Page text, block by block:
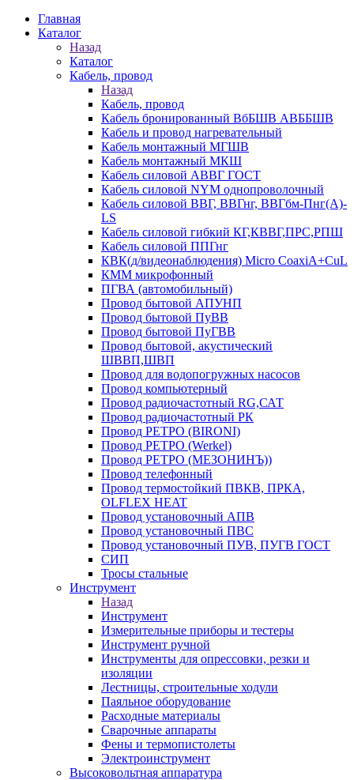
Главная
Каталог
Назад
Каталог
Кабель, провод
Назад
Кабель, провод
Кабель бронированный ВбБШВ АВББШВ
Кабель и провод нагревательный
Кабель монтажный МГШВ
Кабель монтажный МКШ
Кабель силовой АВВГ ГОСТ
Кабель силовой NYM однопроволочный
Кабель силовой ВВГ, ВВГнг, ВВГбм-Пнг(А)-
LS
Кабель силовой гибкий КГ,КВВГ,ПРС,РПШ
Кабель силовой ППГнг
КВК(д/видеонаблюдения) Micro CoaxiA+CuL
КММ микрофонный
ПГВА (автомобильный)
Провод бытовой АПУНП
Провод бытовой ПуВВ
Провод бытовой ПуГВВ
Провод бытовой, акустический
ШВВП,ШВП
Провод для водопогружных насосов
Провод компьютерный
Провод радиочастотный RG,САТ
Провод радиочастотный РК
Провод РЕТРО (BIRONI)
Провод РЕТРО (Werkel)
Провод РЕТРО (МЕЗОНИНЪ))
Провод телефонный
Провод термостойкий ПВКВ, ПРКА,
OLFLEX HEAT
Провод установочный АПВ
Провод установочный ПВС
Провод установочный ПУВ, ПУГВ ГОСТ
СИП
Тросы стальные
Инструмент
Назад
Инструмент
Измерительные приборы и тестеры
Инструмент ручной
Инструменты для опрессовки, резки и
изоляции
Лестницы, строительные ходули
Паяльное оборудование
Расходные материалы
Сварочные аппараты
Фены и термопистолеты
Электроинструмент
Высоковольтная аппаратура